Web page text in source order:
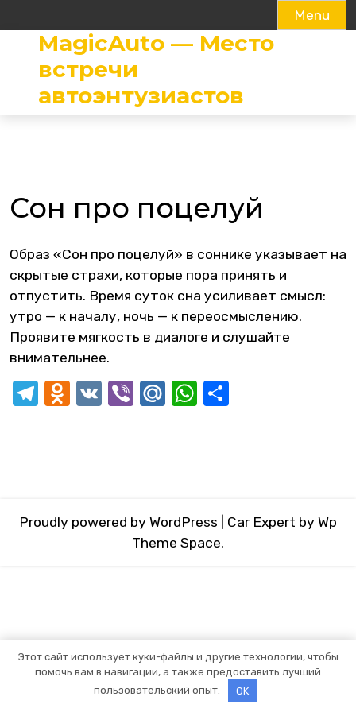
Menu
content
MagicAuto — Место
встречи
автоэнтузиастов
Сон про поцелуй
Образ «Сон про поцелуй» в соннике указывает на
скрытые страхи, которые пора принять и
отпустить. Время суток сна усиливает смысл:
утро — к началу, ночь — к переосмыслению.
Проявите мягкость в диалоге и слушайте
внимательнее.
Telegram
Odnoklassniki
VK ViberMail.RuWhatsApp
Proudly powered by WordPress Car Expert by Wp
Theme Space.
Этот сайт использует куки-файлы и другие технологии, чтобы
помочь вам в навигации, а также предоставить лучший
пользовательский опыт.
OK